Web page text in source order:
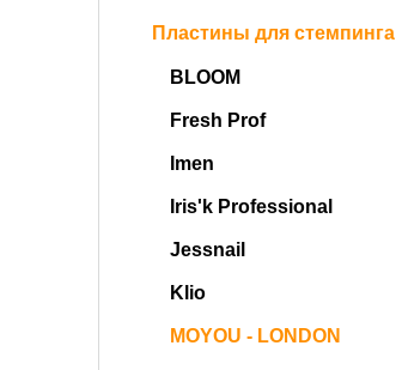
Пластины для стемпинга
BLOOM
Fresh Prof
Imen
Iris'k Professional
Jessnail
Klio
MOYOU - LONDON